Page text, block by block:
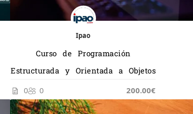
Ipao
Curso de Programación
Estructurada y Orientada a Objetos
0
0 200.00€